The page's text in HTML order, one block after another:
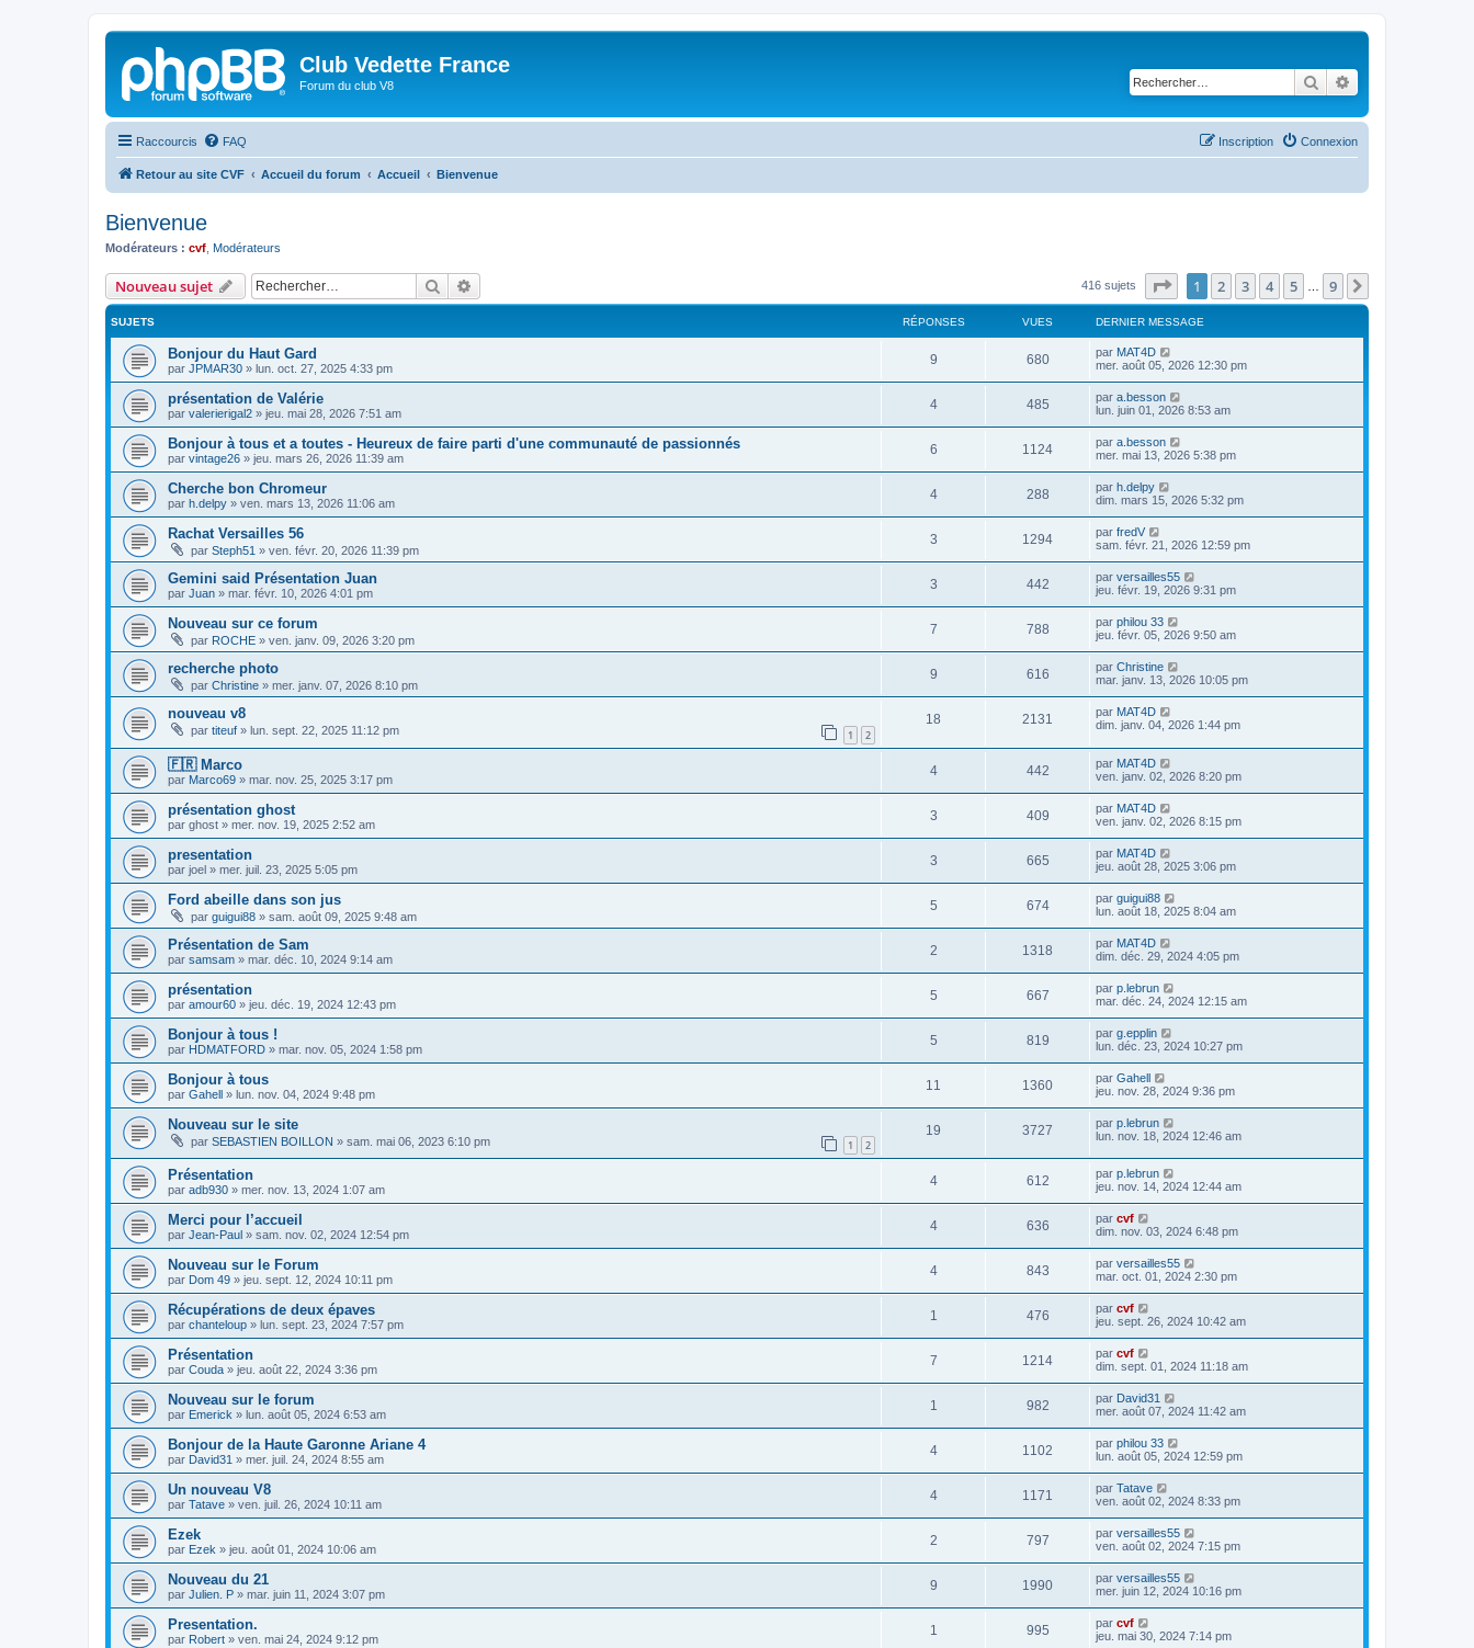
Club Vedette France
Forum du club V8 Rechercher
Raccourcis FAQ Connexion
Inscription
Retour au site CVF Accueil du forum Accueil Bienvenue
Bienvenue
Modérateurs : cvf Modérateurs
Nouveau sujet Rechercher 416 sujets Page sur9
1 2 3 4 5 9
SUJETS RÉPONSES VUES DERNIER MESSAGE
Bonjour du Haut Gard
par JPMAR30 » lun. oct. 27, 2025 4:33 pm
9 680 par MAT4D
mer. août 05, 2026 12:30 pm
présentation de Valérie
par valerierigal2 » jeu. mai 28, 2026 7:51 am
4 485 par a.besson
lun. juin 01, 2026 8:53 am
Bonjour à tous et a toutes - Heureux de faire parti d'une communauté de passionnés
par vintage26 » jeu. mars 26, 2026 11:39 am
6 1124 par a.besson
mer. mai 13, 2026 5:38 pm
Cherche bon Chromeur
par h.delpy » ven. mars 13, 2026 11:06 am
4 288 par h.delpy
dim. mars 15, 2026 5:32 pm
Rachat Versailles 56
par Steph51 » ven. févr. 20, 2026 11:39 pm
3 1294 par fredV
sam. févr. 21, 2026 12:59 pm
Gemini said Présentation Juan
par Juan » mar. févr. 10, 2026 4:01 pm
3 442 par versailles55
jeu. févr. 19, 2026 9:31 pm
Nouveau sur ce forum
par ROCHE » ven. janv. 09, 2026 3:20 pm
7 788 par philou 33
jeu. févr. 05, 2026 9:50 am
recherche photo
par Christine » mer. janv. 07, 2026 8:10 pm
9 616 par Christine
mar. janv. 13, 2026 10:05 pm
nouveau v8
par titeuf » lun. sept. 22, 2025 11:12 pm 1 2
18 2131 par MAT4D
dim. janv. 04, 2026 1:44 pm
🇫🇷 Marco
par Marco69 » mar. nov. 25, 2025 3:17 pm
4 442 par MAT4D
ven. janv. 02, 2026 8:20 pm
présentation ghost
par ghost » mer. nov. 19, 2025 2:52 am
3 409 par MAT4D
ven. janv. 02, 2026 8:15 pm
presentation
par joel » mer. juil. 23, 2025 5:05 pm
3 665 par MAT4D
jeu. août 28, 2025 3:06 pm
Ford abeille dans son jus
par guigui88 » sam. août 09, 2025 9:48 am
5 674 par guigui88
lun. août 18, 2025 8:04 am
Présentation de Sam
par samsam » mar. déc. 10, 2024 9:14 am
2 1318 par MAT4D
dim. déc. 29, 2024 4:05 pm
présentation
par amour60 » jeu. déc. 19, 2024 12:43 pm
5 667 par p.lebrun
mar. déc. 24, 2024 12:15 am
Bonjour à tous !
par HDMATFORD » mar. nov. 05, 2024 1:58 pm
5 819 par g.epplin
lun. déc. 23, 2024 10:27 pm
Bonjour à tous
par Gahell » lun. nov. 04, 2024 9:48 pm
11 1360 par Gahell
jeu. nov. 28, 2024 9:36 pm
Nouveau sur le site
par SEBASTIEN BOILLON » sam. mai 06, 2023 6:10 pm 1 2
19 3727 par p.lebrun
lun. nov. 18, 2024 12:46 am
Présentation
par adb930 » mer. nov. 13, 2024 1:07 am
4 612 par p.lebrun
jeu. nov. 14, 2024 12:44 am
Merci pour l’accueil
par Jean-Paul » sam. nov. 02, 2024 12:54 pm
4 636 par cvf
dim. nov. 03, 2024 6:48 pm
Nouveau sur le Forum
par Dom 49 » jeu. sept. 12, 2024 10:11 pm
4 843 par versailles55
mar. oct. 01, 2024 2:30 pm
Récupérations de deux épaves
par chanteloup » lun. sept. 23, 2024 7:57 pm
1 476 par cvf
jeu. sept. 26, 2024 10:42 am
Présentation
par Couda » jeu. août 22, 2024 3:36 pm
7 1214 par cvf
dim. sept. 01, 2024 11:18 am
Nouveau sur le forum
par Emerick » lun. août 05, 2024 6:53 am
1 982 par David31
mer. août 07, 2024 11:42 am
Bonjour de la Haute Garonne Ariane 4
par David31 » mer. juil. 24, 2024 8:55 am
4 1102 par philou 33
lun. août 05, 2024 12:59 pm
Un nouveau V8
par Tatave » ven. juil. 26, 2024 10:11 am
4 1171 par Tatave
ven. août 02, 2024 8:33 pm
Ezek
par Ezek » jeu. août 01, 2024 10:06 am
2 797 par versailles55
ven. août 02, 2024 7:15 pm
Nouveau du 21
par Julien. P » mar. juin 11, 2024 3:07 pm
9 1990 par versailles55
mer. juin 12, 2024 10:16 pm
Presentation.
par Robert » ven. mai 24, 2024 9:12 pm
1 995 par cvf
jeu. mai 30, 2024 7:14 pm